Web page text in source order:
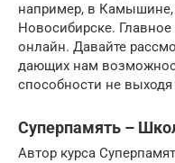
например, в Камышине,
Новосибирске.
онлайн. Давайте
дающих нам
способности не
Суперпамять –
Автор курса